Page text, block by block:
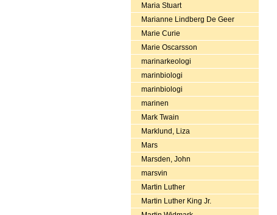
Maria Stuart
Marianne Lindberg De Geer
Marie Curie
Marie Oscarsson
marinarkeologi
marinbiologi
marinbiologi
marinen
Mark Twain
Marklund, Liza
Mars
Marsden, John
marsvin
Martin Luther
Martin Luther King Jr.